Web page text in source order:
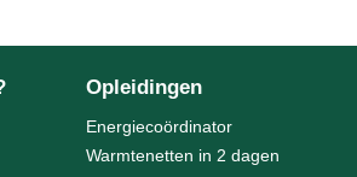
Opleidingen
Energiecoördinator
Warmtenetten in 2 dagen